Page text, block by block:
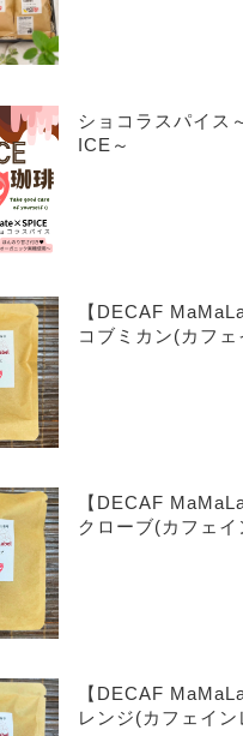
ショコラスパイス
ICE～
【DECAF
コブミカン(カフェ
【DECAF
クローブ(カフェイ
【DECAF
レンジ(カフェイン